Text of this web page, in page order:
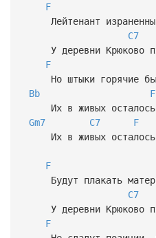
F
Лейтенант
C7
У деревни Крюково
F
Но штыки горячие
Bb
F
Их в живых осталось
Gm7
C7 F
Их в живых осталось
F
Будут плакать
C7
У деревни Крюково
F